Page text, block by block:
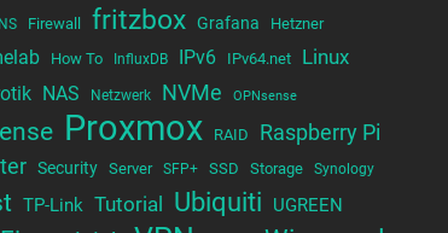
Firewall fritzbox Grafana Hetzner
How To InfluxDB IPv6 IPv64.net Linux
NAS Netzwerk NVMe OPNsense
Proxmox RAID Raspberry Pi
Security Server SFP+ SSD Storage Synology
TP-Link Tutorial Ubiquiti UGREEN